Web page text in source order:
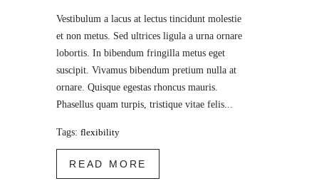
Vestibulum a lacus at lectus tincidunt molestie
et non metus. Sed ultrices ligula a urna ornare
lobortis. In bibendum fringilla metus eget
suscipit. Vivamus bibendum pretium nulla at
ornare. Quisque egestas rhoncus mauris.
Phasellus quam turpis, tristique vitae felis...
Tags: flexibility
READ MORE